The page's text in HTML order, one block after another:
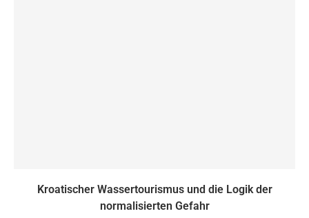
Kroatischer Wassertourismus und die Logik der
normalisierten Gefahr